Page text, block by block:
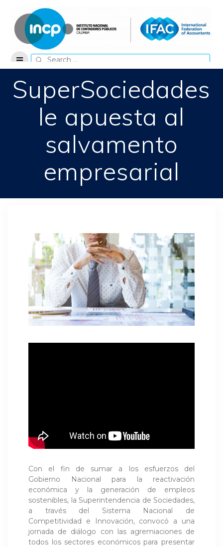
content
Search
for:
SuperSociedades
le apuesta al
salvamento
empresarial
Con el fin de sumar a los esfuerzos del
Gobierno Nacional para la reactivación
económica y la generación de empleos
sostenibles, la Superintendencia de Sociedades,
a través del Sistema Nacional de
Competitividad e Innovación, convocó a una
jornada de diálogo con las agremiaciones de
todos los sectores económicos para presentar